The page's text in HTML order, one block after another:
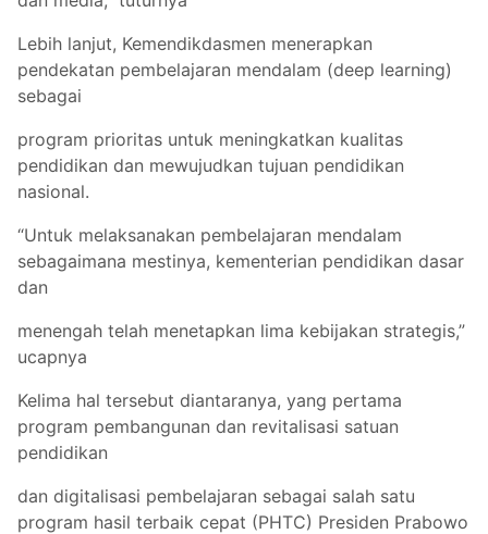
Lebih lanjut, Kemendikdasmen menerapkan
pendekatan pembelajaran mendalam (deep learning)
sebagai
program prioritas untuk meningkatkan kualitas
pendidikan dan mewujudkan tujuan pendidikan
nasional.
“Untuk melaksanakan pembelajaran mendalam
sebagaimana mestinya, kementerian pendidikan dasar
dan
menengah telah menetapkan lima kebijakan strategis,”
ucapnya
Kelima hal tersebut diantaranya, yang pertama
program pembangunan dan revitalisasi satuan
pendidikan
dan digitalisasi pembelajaran sebagai salah satu
program hasil terbaik cepat (PHTC) Presiden Prabowo